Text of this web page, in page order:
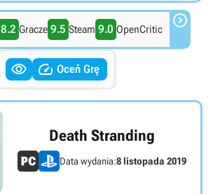
8.2 Gracze 9.5 Steam 9.0 OpenCritic 
  Oceń Grę
Death Stranding
Data wydania:8 listopada 2019